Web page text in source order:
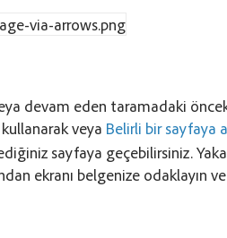
devam eden taramadaki
veya Belirli bir sayfaya
sayfaya geçebilirsiniz.
ekranı belgenize odaklayın